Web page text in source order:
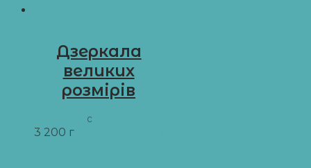
Дзеркала
великих
розмірів
02.02
3 200 грн